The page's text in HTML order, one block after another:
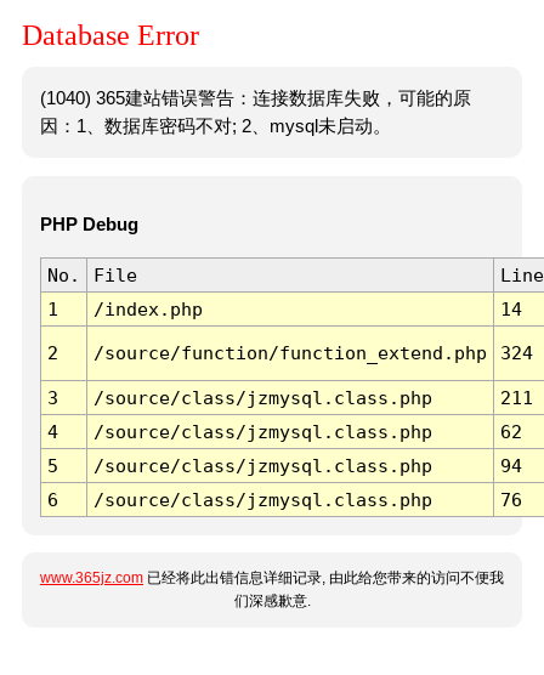
Database Error
(1040) 365建站错误警告：连接数据库失败，可能的原
因：1、数据库密码不对; 2、mysql未启动。
PHP Debug
No. File
Line
1
/index.php 14
2 /source/function/function_extend.php 324
3 /source/class/jzmysql.class.php
211
4
/source/class/jzmysql.class.php
62
5
/source/class/jzmysql.class.php
94
6
/source/class/jzmysql.class.php 76
www.365jz.com 已经将此出错信息详细记录, 由此给您带来的访问不便我
们深感歉意.